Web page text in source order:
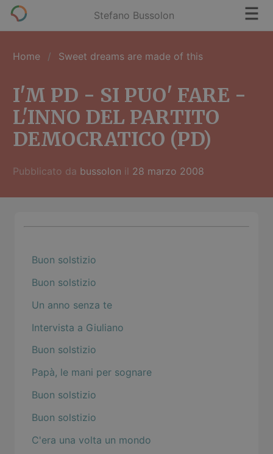
Stefano Bussolon
Home Sweet dreams are made of this
I'M PD - SI PUO' FARE -
L'INNO DEL PARTITO
DEMOCRATICO (PD)
Pubblicato da bussolon il 28 marzo 2008
Buon solstizio
Buon solstizio
Un anno senza te
Intervista a Giuliano
Buon solstizio
Papà, le mani per sognare
Buon solstizio
Buon solstizio
C'era una volta un mondo